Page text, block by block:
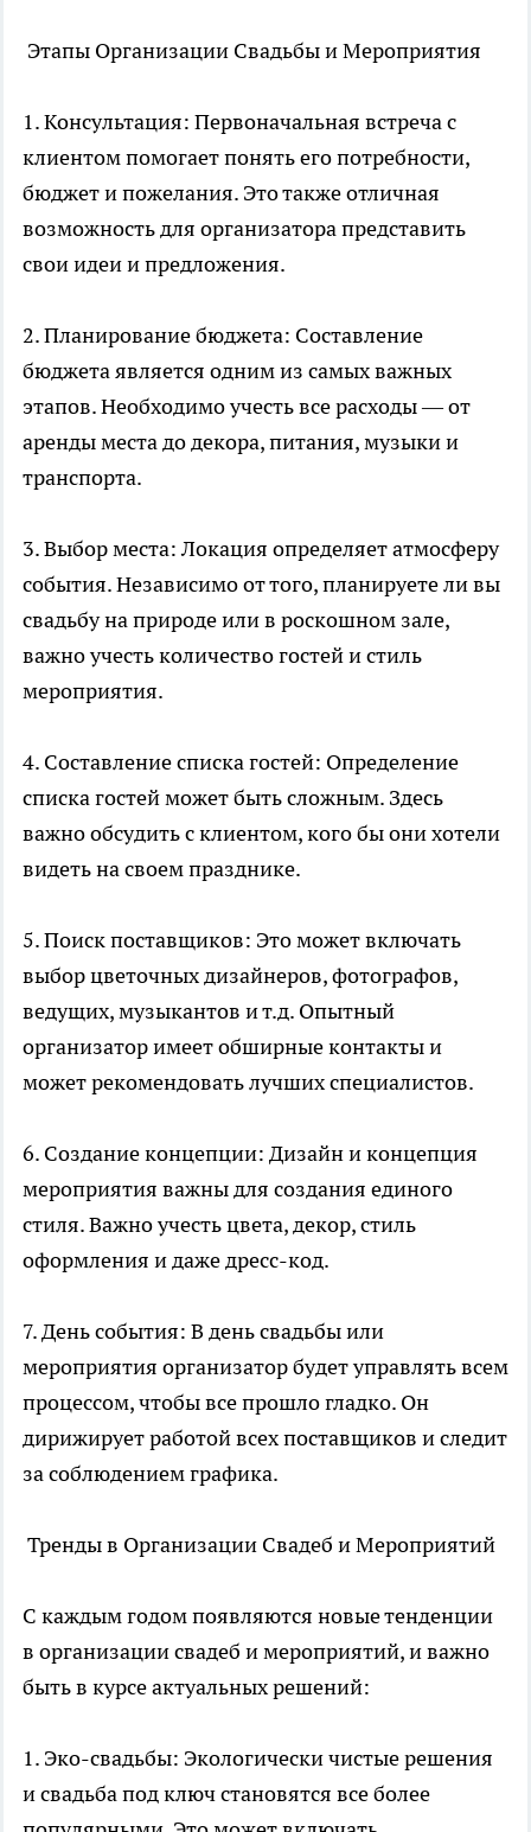
Этапы Организации Свадьбы и Мероприятия
1. Консультация: Первоначальная встреча с
клиентом помогает понять его потребности,
бюджет и пожелания. Это также отличная
возможность для организатора представить
свои идеи и предложения.
2. Планирование бюджета: Составление
бюджета является одним из самых важных
этапов. Необходимо учесть все расходы — от
аренды места до декора, питания, музыки и
транспорта.
3. Выбор места: Локация определяет атмосферу
события. Независимо от того, планируете ли вы
свадьбу на природе или в роскошном зале,
важно учесть количество гостей и стиль
мероприятия.
4. Составление списка гостей: Определение
списка гостей может быть сложным. Здесь
важно обсудить с клиентом, кого бы они хотели
видеть на своем празднике.
5. Поиск поставщиков: Это может включать
выбор цветочных дизайнеров, фотографов,
ведущих, музыкантов и т.д. Опытный
организатор имеет обширные контакты и
может рекомендовать лучших специалистов.
6. Создание концепции: Дизайн и концепция
мероприятия важны для создания единого
стиля. Важно учесть цвета, декор, стиль
оформления и даже дресс-код.
7. День события: В день свадьбы или
мероприятия организатор будет управлять всем
процессом, чтобы все прошло гладко. Он
дирижирует работой всех поставщиков и следит
за соблюдением графика.
Тренды в Организации Свадеб и Мероприятий
С каждым годом появляются новые тенденции
в организации свадеб и мероприятий, и важно
быть в курсе актуальных решений:
1. Эко-свадьбы: Экологически чистые решения
исвадьба под ключстановятся все более